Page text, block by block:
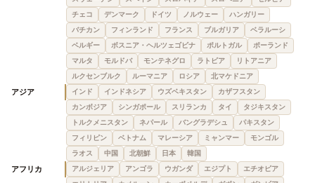
チェコ
デンマーク ドイツ ノルウェー
ハンガリー
バチカン
フィンランド フランス ブルガリア
ベラルーシ
ベルギー
ボスニア・ヘルツェゴビナ ポルトガル
ポーランド
マルタ
モルドバ モンテネグロ ラトビア
リトアニア
ルクセンブルク
ルーマニア ロシア 北マケドニア
アジア インド インドネシア ウズベキスタン
カザフスタン
カンボジア
シンガポール スリランカ タイ
タジキスタン
トルクメニスタン
ネパール バングラデシュ
パキスタン
フィリピン
ベトナム マレーシア ミャンマー
モンゴル
ラオス
中国 北朝鮮 日本 韓国
アフリカ アルジェリア アンゴラ ウガンダ エジプト
エチオピア